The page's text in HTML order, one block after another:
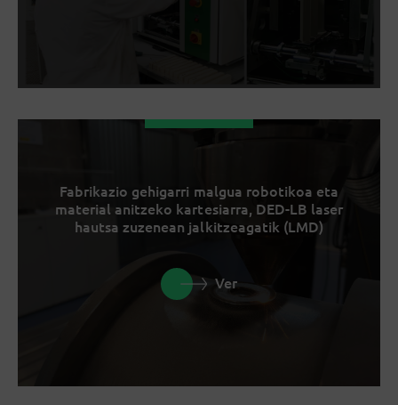
Fabrikazio gehigarri malgua robotikoa eta
material anitzeko kartesiarra, DED-LB laser
hautsa zuzenean jalkitzeagatik (LMD)
Ver